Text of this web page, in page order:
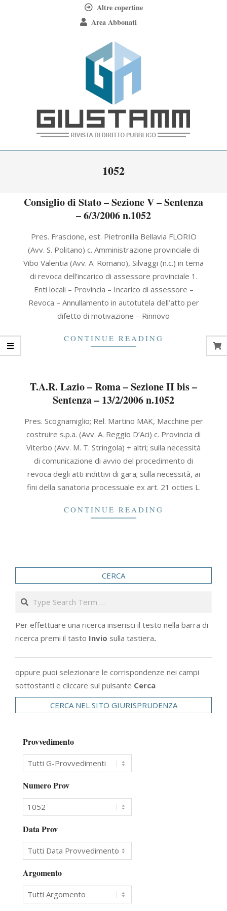
Altre copertine
Area Abbonati
Giustamm
1052
Consiglio di Stato – Sezione V – Sentenza
– 6/3/2006 n.1052
03-
06
Pres. Frascione, est. Pietronilla Bellavia FLORIO
(Avv. S. Politano) c. Amministrazione provinciale di
Vibo Valentia (Avv. A. Romano), Silvaggi (n.c.) in tema
di revoca dell’incarico di assessore provinciale 1.
Enti locali – Provincia – Incarico di assessore –
Revoca – Annullamento in autotutela dell’atto per
difetto di motivazione – Rinnovo
CONTINUE READING
T.A.R. Lazio – Roma – Sezione II bis –
Sentenza – 13/2/2006 n.1052
02-
13
Pres. Scognamiglio; Rel. Martino MAK, Macchine per
costruire s.p.a. (Avv. A. Reggio D’Aci) c. Provincia di
Viterbo (Avv. M. T. Stringola) + altri; sulla necessità
di comunicazione di avvio del procedimento di
revoca degli atti indittivi di gara; sulla necessità, ai
fini della sanatoria processuale ex art. 21 octies L.
CONTINUE READING
CERCA
Search
Per effettuare una ricerca inserisci il testo nella barra di
ricerca premi il tasto Invio sulla tastiera.
oppure puoi selezionare le corrispondenze nei campi
sottostanti e cliccare sul pulsante Cerca
CERCA NEL SITO GIURISPRUDENZA
Provvedimento
Numero Prov
Data Prov
Argomento